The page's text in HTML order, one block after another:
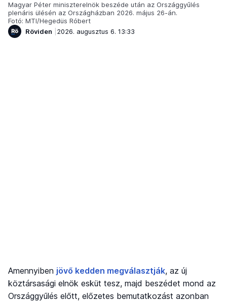
Magyar Péter miniszterelnök beszéde után az Országgyűlés
plenáris ülésén az Országházban 2026. május 26-án.
Fotó: MTI/Hegedüs Róbert
Röviden
2026. augusztus 6. 13:33
Amennyiben jövő kedden megválasztják, az új
köztársasági elnök esküt tesz, majd beszédet mond az
Országgyűlés előtt, előzetes bemutatkozást azonban